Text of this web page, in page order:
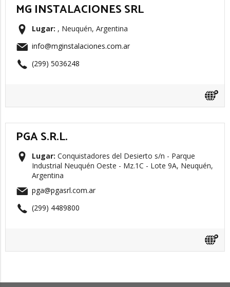
MG INSTALACIONES SRL
Lugar: , Neuquén, Argentina
info@mginstalaciones.com.ar
(299) 5036248
PGA S.R.L.
Lugar: Conquistadores del Desierto s/n - Parque
Industrial Neuquén Oeste - Mz.1C - Lote 9A, Neuquén,
Argentina
pga@pgasrl.com.ar
(299) 4489800